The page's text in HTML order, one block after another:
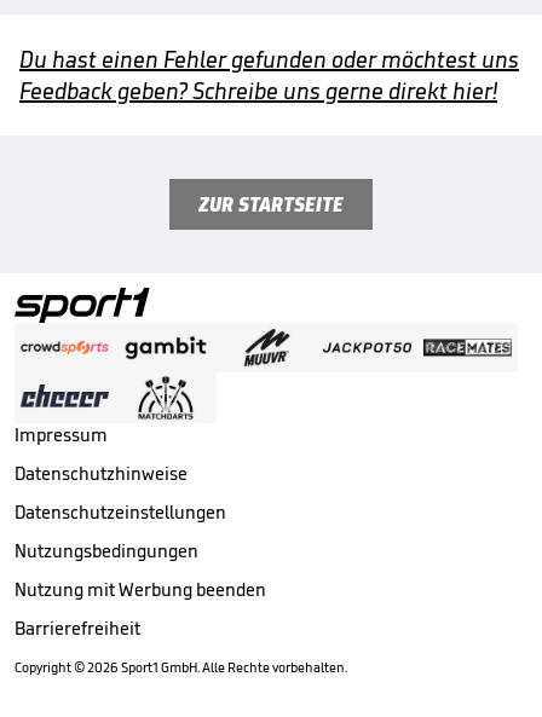
Du hast einen Fehler gefunden oder möchtest uns
Feedback geben? Schreibe uns gerne direkt hier!
ZUR STARTSEITE
Impressum
Datenschutzhinweise
Datenschutzeinstellungen
Nutzungsbedingungen
Nutzung mit Werbung beenden
Barrierefreiheit
Copyright ©2026 Sport1 GmbH. Alle Rechte vorbehalten.